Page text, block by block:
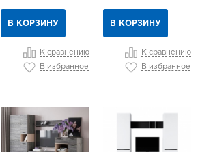
В КОРЗИНУ
К сравнению
В избранное
В КОРЗИНУ
К сравнению
В избранное